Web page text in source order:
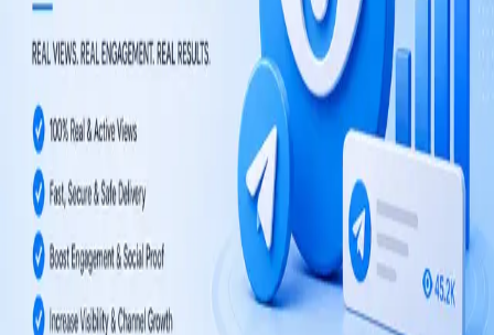
Bots para Telegram
EMPRESA
LEGAL
Termos e Condições
Política de Reembolso
2026 TelegramMember
Todos os direitos reservados.
Serviços confiáveis de crescimento para canais e grupos do
Telegram em todo o mundo.